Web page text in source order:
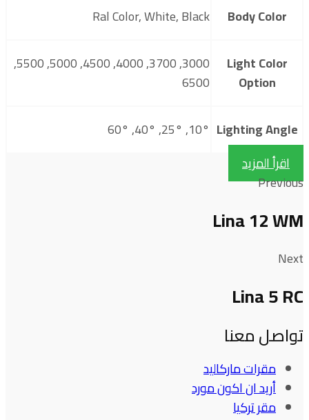
Body Color
Ral Color, White, Black
Light Color
Option
3000, 3700, 4000, 4500, 5000, 5500,
6500
Lighting Angle
10°, 25°, 40°, 60°
اقرأ المزيد
Previous
Lina 12 WM
Next
Lina 5 RC
تواصل معنا
مقرات ماركاليد
أريد ان اكون مورد
مقر تركيا